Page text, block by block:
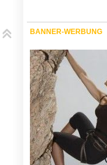
BANNER-WERBUNG